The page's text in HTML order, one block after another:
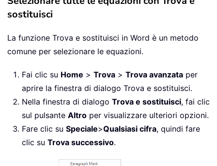
sostituisci
La funzione Trova e sostituisci in Word è un metodo
comune per selezionare le equazioni.
Fai clic su Home > Trova > Trova avanzata per
aprire la finestra di dialogo Trova e sostituisci.
Nella finestra di dialogo Trova e sostituisci, fai clic
sul pulsante Altro per visualizzare ulteriori opzioni.
Fare clic su Speciale>Qualsiasi cifra, quindi fare
clic su Trova successivo.